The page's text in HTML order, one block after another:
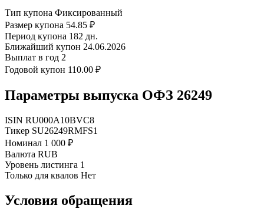
Тип купона Фиксированный
Размер купона 54.85 ₽
Период купона 182 дн.
Ближайший купон 24.06.2026
Выплат в год 2
Годовой купон 110.00 ₽
Параметры выпуска ОФЗ 26249
ISIN RU000A10BVC8
Тикер SU26249RMFS1
Номинал 1 000 ₽
Валюта RUB
Уровень листинга 1
Только для квалов Нет
Условия обращения